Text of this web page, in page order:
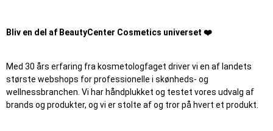
Bliv en del af BeautyCenter Cosmetics universet ❤️
Med 30 års erfaring fra kosmetologfaget driver vi en af landets
største webshops for professionelle i skønheds- og
wellnessbranchen. Vi har håndplukket og testet vores udvalg af
brands og produkter, og vi er stolte af og tror på hvert et produkt.